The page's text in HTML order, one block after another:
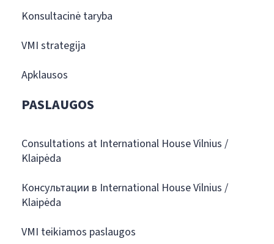
Konsultacinė taryba
VMI strategija
Apklausos
PASLAUGOS
Consultations at International House Vilnius /
Klaipėda
Консультации в International House Vilnius /
Klaipėda
VMI teikiamos paslaugos